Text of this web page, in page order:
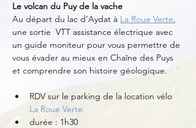
Le volcan du Puy de la vache
Au départ du lac d’Aydat à La Roue Verte,
une sortie  VTT assistance électrique avec
un guide moniteur pour vous permettre de
vous évader au mieux en Chaîne des Puys
et comprendre son histoire géologique.
RDV sur le parking de la location vélo
La Roue Verte
durée : 1h30